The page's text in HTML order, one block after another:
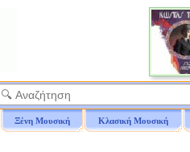
Ξένη Μουσική Κλασική Μουσική